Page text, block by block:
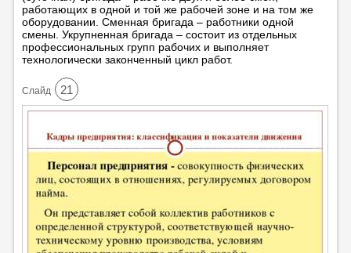
работающих в одной и той же рабочей зоне и на том же
оборудовании. Сменная бригада – работники одной
смены. Укрупненная бригада – состоит из отдельных
профессиональных групп рабочих и выполняет
технологически законченный цикл работ.
Cлайд 21